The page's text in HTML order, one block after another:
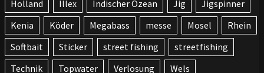
Holland Illex Indischer Ozean Jig
Jigspinner
Kenia
Köder Megabass messe Mosel
Rhein
Softbait
Sticker street fishing
streetfishing
Technik
Topwater Verlosung
Wels